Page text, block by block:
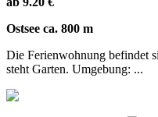
Ostsee ca. 800 m
Die Ferienwohnung befindet
steht Garten. Umgebung: ...